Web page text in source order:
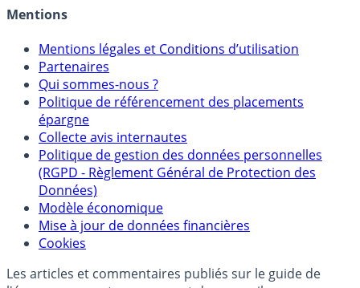
Mentions
Mentions légales et Conditions d’utilisation
Partenaires
Qui sommes-nous ?
Politique de référencement des placements
épargne
Collecte avis internautes
Politique de gestion des données personnelles
(RGPD - Règlement Général de Protection des
Données)
Modèle économique
Mise à jour de données financières
Cookies
Les articles et commentaires publiés sur le guide de